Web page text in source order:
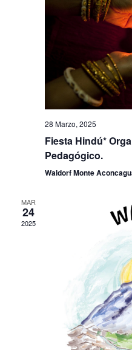
28 Marzo, 2025
Fiesta Hindú*
Pedagógico.
Waldorf Monte
MAR
24
2025